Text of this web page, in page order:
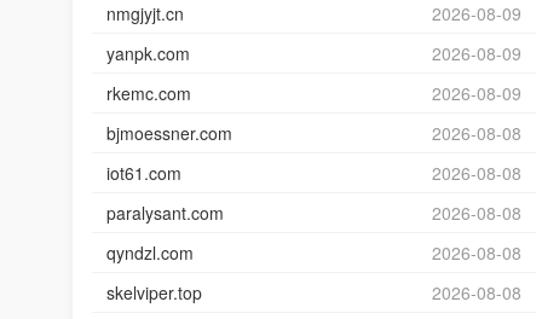
nmgjyjt.cn
2026-08-09
yanpk.com
2026-08-09
rkemc.com
2026-08-09
bjmoessner.com
2026-08-08
iot61.com
2026-08-08
paralysant.com
2026-08-08
qyndzl.com
2026-08-08
skelviper.top
2026-08-08